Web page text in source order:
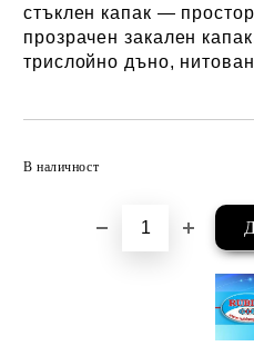
стъклен капак —
прозрачен закален
трислойно дъно,
В наличност